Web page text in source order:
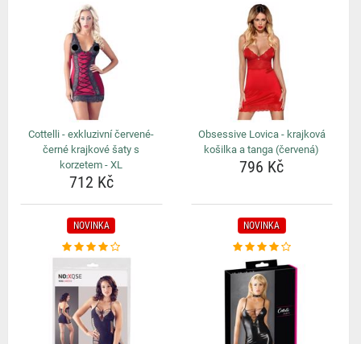
Cottelli - exkluzivní červené-
černé krajkové šaty s
korzetem - XL
712 Kč
Obsessive Lovica - krajková
košilka a tanga (červená)
796 Kč
NOVINKA NOVINKA